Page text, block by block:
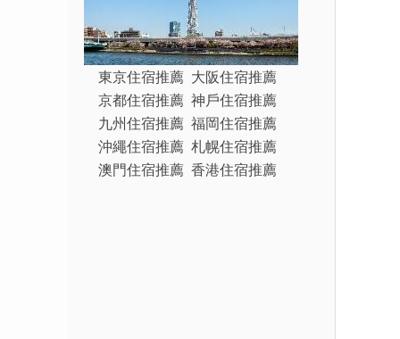
東京住宿推薦 大阪住宿推薦
京都住宿推薦 神戶住宿推薦
九州住宿推薦 福岡住宿推薦
沖繩住宿推薦 札幌住宿推薦
澳門住宿推薦 香港住宿推薦